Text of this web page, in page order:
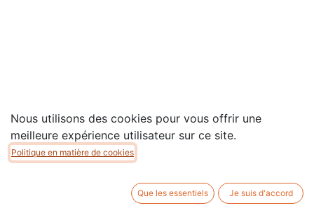
- Le #1Open Source eCommerce
Nous utilisons des cookies pour vous offrir une
meilleure expérience utilisateur sur ce site.
Politique en matière de cookies
Que les essentiels Je suis d'accord